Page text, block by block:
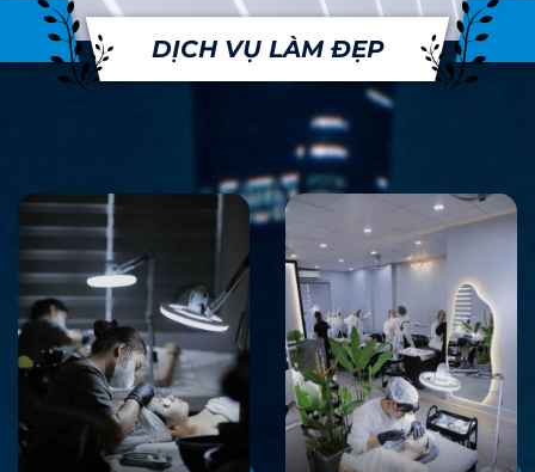
DỊCH VỤ LÀM ĐẸP